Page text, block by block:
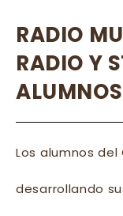
RADIO
RADIO Y
Los alumnos
desarrollando